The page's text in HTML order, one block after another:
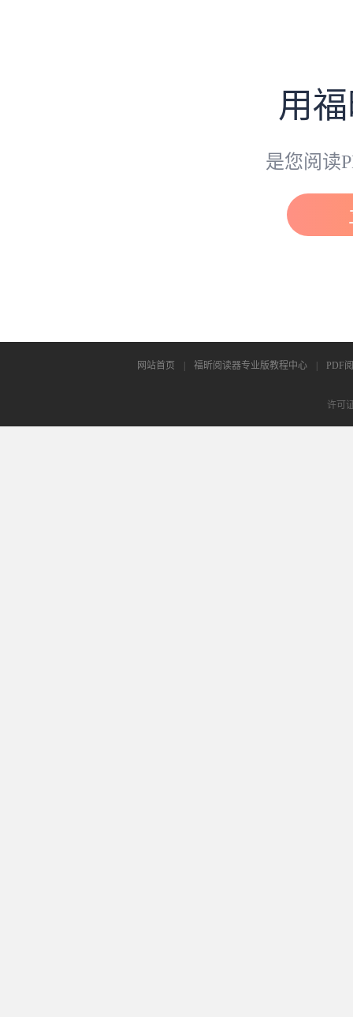
用
是您阅读
网站首页 福昕阅读器专业版教程中心 PDF
许可